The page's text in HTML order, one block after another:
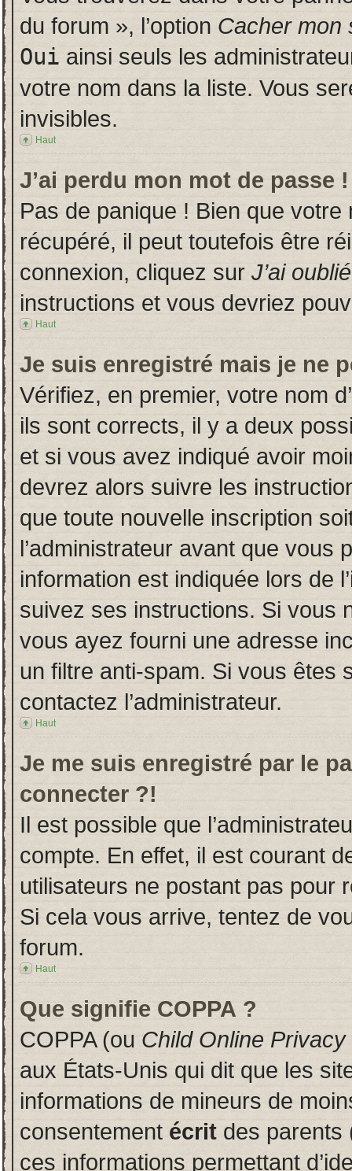
du forum », l’option Cacher mon
Oui ainsi seuls les
votre nom dans la liste. Vous
invisibles.
Haut
J’ai perdu mon mot de passe !
Pas de panique ! Bien que
récupéré, il peut toutefois être
connexion, cliquez sur J’ai
instructions et vous devriez
Haut
Je suis enregistré mais je ne
Vérifiez, en premier, votre nom
ils sont corrects, il y a deux
et si vous avez indiqué avoir
devrez alors suivre les
que toute nouvelle inscription
l’administrateur avant que vous
information est indiquée lors de
suivez ses instructions. Si vous
vous ayez fourni une adresse
un filtre anti-spam. Si vous êtes
contactez l’administrateur.
Haut
Je me suis enregistré par le
connecter ?!
Il est possible que
compte. En effet, il est courant
utilisateurs ne postant pas pour
Si cela vous arrive, tentez de
forum.
Haut
Que signifie COPPA ?
COPPA (ou Child Online
aux États-Unis qui dit que les
informations de mineurs de
consentement écrit des parents
ces informations permettant